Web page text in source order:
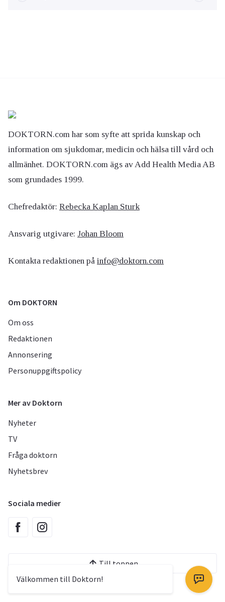
Välkommen till Doktorn!
DOKTORN.com har som syfte att sprida kunskap och
information om sjukdomar, medicin och hälsa till vård och
allmänhet. DOKTORN.com ägs av Add Health Media AB
som grundades 1999.
Chefredaktör: Rebecka Kaplan Sturk
Ansvarig utgivare: Johan Bloom
Kontakta redaktionen på info@doktorn.com
Om DOKTORN
Om oss
Redaktionen
Annonsering
Personuppgiftspolicy
Mer av Doktorn
Nyheter
TV
Fråga doktorn
Nyhetsbrev
Sociala medier
Till toppen